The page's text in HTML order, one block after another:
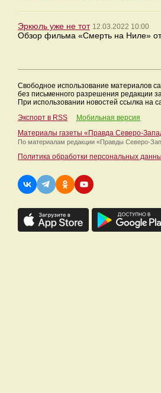
Эркюль уже не тот 12.03.2022 10:00
Обзор фильма «Смерть на Ниле» от
Свободное использование материалов
без письменного разрешения редакции
При использовании новостей ссылка на
Экспорт в RSS
Мобильная версия
Материалы газеты «Правда Северо-
По материалам редакции «Правды Северо-
Политика обработки персональных